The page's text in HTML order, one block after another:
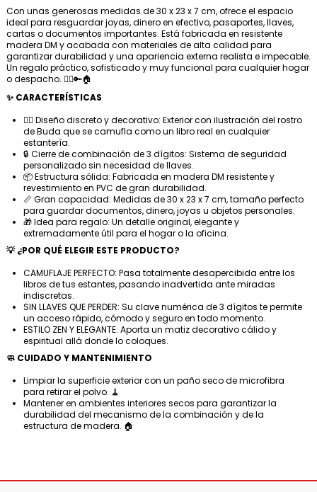
Con unas generosas medidas de 30 x 23 x 7 cm, ofrece el espacio
ideal para resguardar joyas, dinero en efectivo, pasaportes, llaves,
cartas o documentos importantes. Está fabricada en resistente
madera DM y acabada con materiales de alta calidad para
garantizar durabilidad y una apariencia externa realista e impecable.
Un regalo práctico, sofisticado y muy funcional para cualquier hogar
o despacho. 🧘‍♂️🔑🏠
✨ CARACTERÍSTICAS
🧘‍♂️ Diseño discreto y decorativo: Exterior con ilustración del rostro
de Buda que se camufla como un libro real en cualquier
estantería.
🔒 Cierre de combinación de 3 dígitos: Sistema de seguridad
personalizado sin necesidad de llaves.
📦 Estructura sólida: Fabricada en madera DM resistente y
revestimiento en PVC de gran durabilidad.
📏 Gran capacidad: Medidas de 30 x 23 x 7 cm, tamaño perfecto
para guardar documentos, dinero, joyas u objetos personales.
🎁 Idea para regalo: Un detalle original, elegante y
extremadamente útil para el hogar o la oficina.
💡 ¿POR QUÉ ELEGIR ESTE PRODUCTO?
CAMUFLAJE PERFECTO: Pasa totalmente desapercibida entre los
libros de tus estantes, pasando inadvertida ante miradas
indiscretas.
SIN LLAVES QUE PERDER: Su clave numérica de 3 dígitos te permite
un acceso rápido, cómodo y seguro en todo momento.
ESTILO ZEN Y ELEGANTE: Aporta un matiz decorativo cálido y
espiritual allá donde lo coloques.
🧼 CUIDADO Y MANTENIMIENTO
Limpiar la superficie exterior con un paño seco de microfibra
para retirar el polvo. 🧹
Mantener en ambientes interiores secos para garantizar la
durabilidad del mecanismo de la combinación y de la
estructura de madera. 🏠